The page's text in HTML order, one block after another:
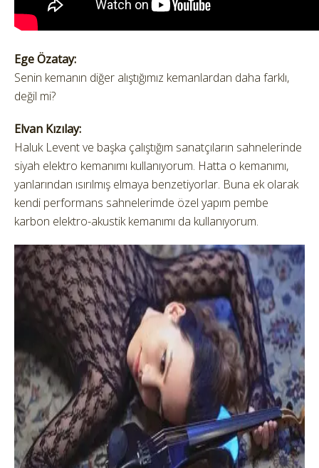
Ege Özatay:
Senin kemanın diğer alıştığımız kemanlardan daha farklı,
değil mi?
Elvan Kızılay:
Haluk Levent ve başka çalıştığım sanatçıların sahnelerinde
siyah elektro kemanımı kullanıyorum. Hatta o kemanımı,
yanlarından ısırılmış elmaya benzetiyorlar. Buna ek olarak
kendi performans sahnelerimde özel yapım pembe
karbon elektro-akustik kemanımı da kullanıyorum.